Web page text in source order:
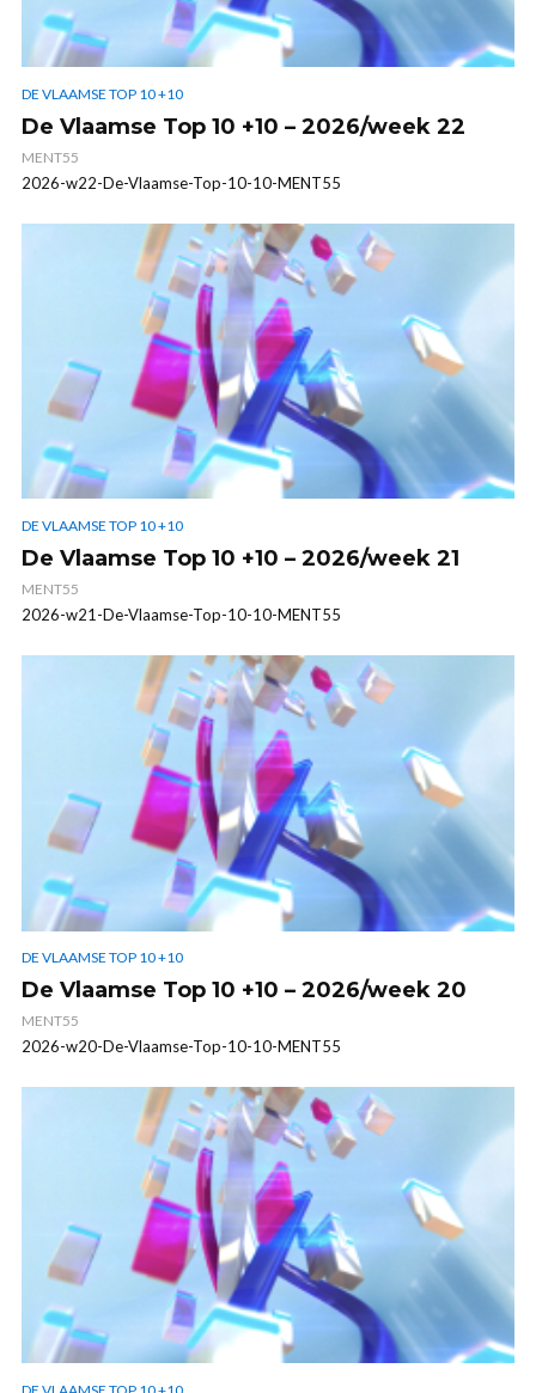
DE VLAAMSE TOP 10 +10
De Vlaamse Top 10 +10 – 2026/week 22
MENT55
2026-w22-De-Vlaamse-Top-10-10-MENT55
DE VLAAMSE TOP 10 +10
De Vlaamse Top 10 +10 – 2026/week 21
MENT55
2026-w21-De-Vlaamse-Top-10-10-MENT55
DE VLAAMSE TOP 10 +10
De Vlaamse Top 10 +10 – 2026/week 20
MENT55
2026-w20-De-Vlaamse-Top-10-10-MENT55